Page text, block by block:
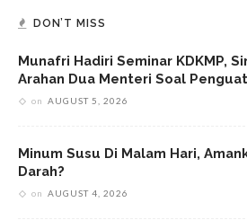
DON’T MISS
Munafri Hadiri Seminar KDKMP,
Arahan Dua Menteri Soal
on AUGUST 5, 2026
Minum Susu Di Malam Hari,
Darah?
on AUGUST 4, 2026